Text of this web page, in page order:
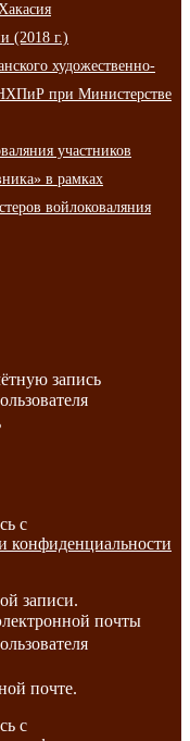
(2018 г.)
художественно-
при Министерстве
участников
в рамках
войлоковаляния
запись
с
конфиденциальности
записи.
почты
почте.
с